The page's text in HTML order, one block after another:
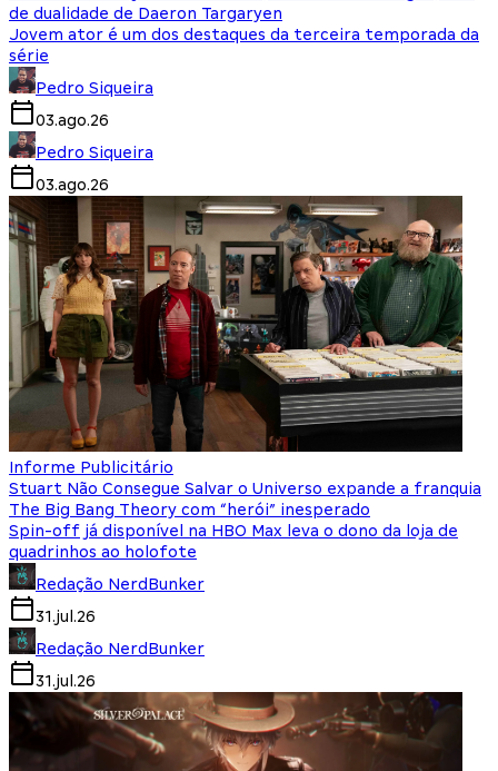
de dualidade de Daeron Targaryen
Jovem ator é um dos destaques da terceira temporada da
série
Pedro Siqueira
03.ago.26
Pedro Siqueira
03.ago.26
Informe Publicitário
Stuart Não Consegue Salvar o Universo expande a franquia
The Big Bang Theory com “herói” inesperado
Spin-off já disponível na HBO Max leva o dono da loja de
quadrinhos ao holofote
Redação NerdBunker
31.jul.26
Redação NerdBunker
31.jul.26